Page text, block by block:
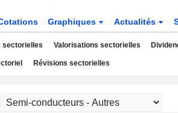
Graphiques Actualités
sectorielles Valorisations sectorielles
Révisions sectorielles